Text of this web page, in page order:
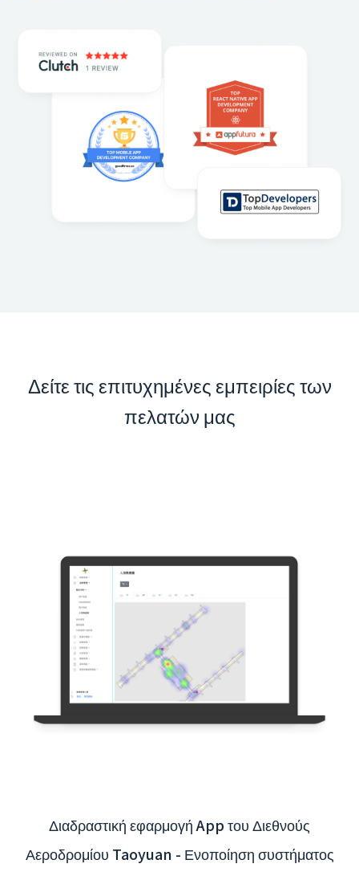
Δείτε τις επιτυχημένες εμπειρίες των
πελατών μας
Διαδραστική εφαρμογή App του Διεθνούς
Αεροδρομίου Taoyuan - Ενοποίηση συστήματος